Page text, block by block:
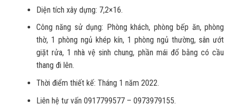
Diện tích xây dựng: 7,2×16.
Công năng sử dụng: Phòng khách, phòng bếp ăn, phòng
thờ, 1 phòng ngủ khép kín, 1 phòng ngủ thường, sân ướt
giặt rửa, 1 nhà vệ sinh chung, phần mái đổ bằng có cầu
thang đi lên.
Thời điểm thiết kế: Tháng 1 năm 2022.
Liên hệ tư vấn 0917799577 – 0973979155.